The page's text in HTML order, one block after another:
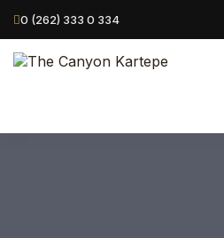
0 (262) 333 0 334